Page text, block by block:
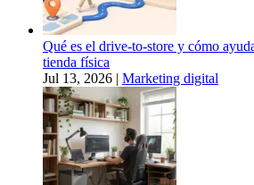
Qué es el drive-to-store y cómo
tienda física
Jul 13, 2026
Marketing digital